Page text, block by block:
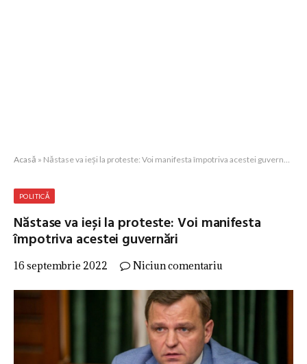
Acasă » Năstase va ieși la proteste: Voi manifesta împotriva acestei guvernări
POLITICĂ
Năstase va ieși la proteste: Voi manifesta
împotriva acestei guvernări
16 septembrie 2022 Niciun comentariu